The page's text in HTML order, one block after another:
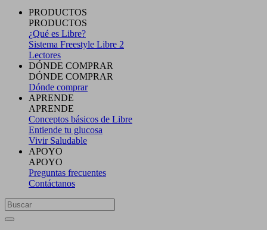
PRODUCTOS
PRODUCTOS
¿Qué es Libre?
Sistema Freestyle Libre 2
Lectores
DÓNDE COMPRAR
DÓNDE COMPRAR
Dónde comprar
APRENDE
APRENDE
Conceptos básicos de Libre
Entiende tu glucosa
Vivir Saludable
APOYO
APOYO
Preguntas frecuentes
Contáctanos